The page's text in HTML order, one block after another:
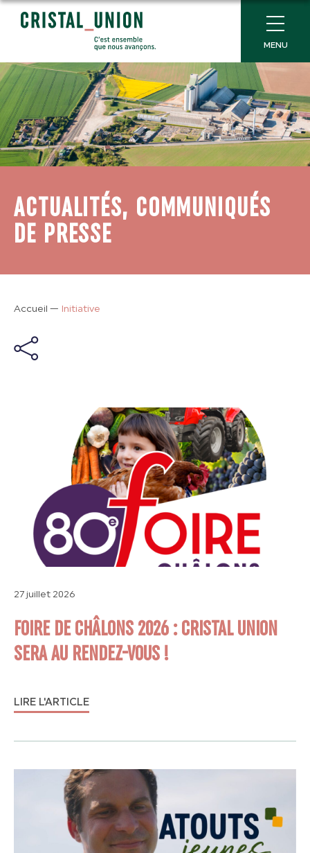
MENU
ACTUALITÉS, COMMUNIQUÉS
DE PRESSE
Accueil — Initiative
27 juillet 2026
FOIRE DE CHÂLONS 2026 : CRISTAL UNION
SERA AU RENDEZ-VOUS !
LIRE L'ARTICLE